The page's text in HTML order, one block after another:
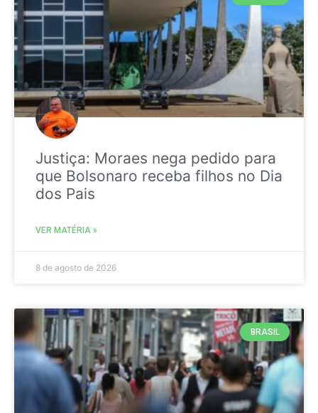
Justiça: Moraes nega pedido para
que Bolsonaro receba filhos no Dia
dos Pais
VER MATÉRIA »
8 de agosto de 2026
BRASIL